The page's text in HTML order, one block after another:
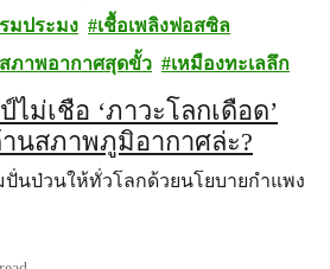
มประมง
เชื้อเพลิงฟอสซิล
ภาพอากาศสุดขั้ว
เหมืองทะเลลึก
ม่เชื่อ ‘ภาวะโลกเดือด’
นสภาพภูมิอากาศล่ะ?
นป่วนให้ทั่วโลกด้วยนโยบายกำแพง